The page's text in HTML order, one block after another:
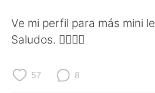
Ve mi perfil para más mini
Saludos. ✌🏻✌🏻
57 8